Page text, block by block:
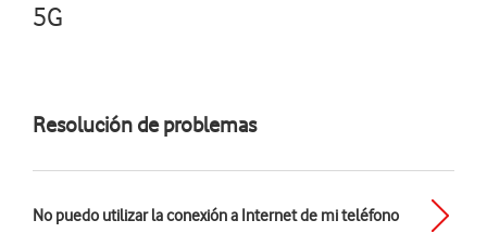
5G
Resolución de problemas
No puedo utilizar la conexión a Internet de mi teléfono